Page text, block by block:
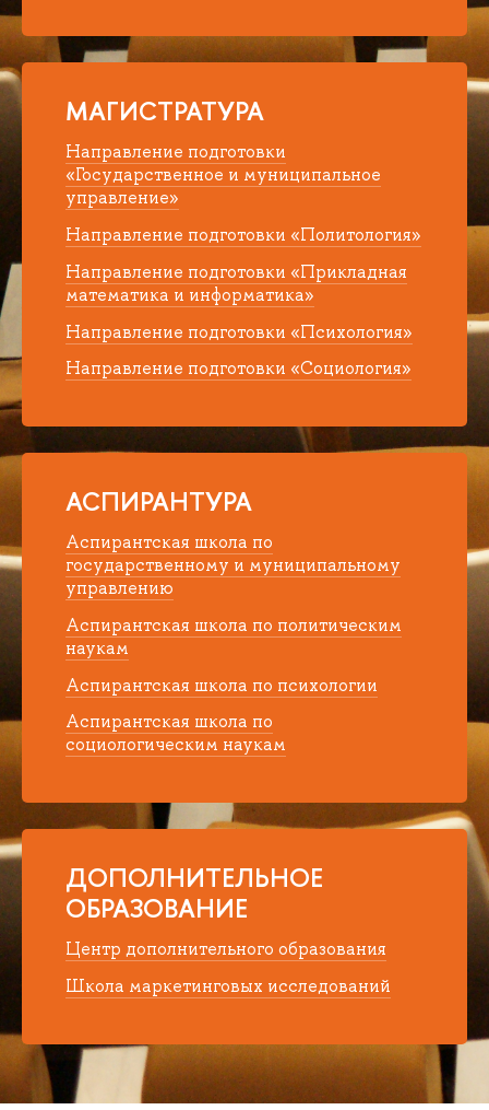
МАГИСТРАТУРА
Направление подготовки
«Государственное и муниципальное
управление»
Направление подготовки «Политология»
Направление подготовки «Прикладная
математика и информатика»
Направление подготовки «Психология»
Направление подготовки «Социология»
АСПИРАНТУРА
Аспирантская школа по
государственному и муниципальному
управлению
Аспирантская школа по политическим
наукам
Аспирантская школа по психологии
Аспирантская школа по
социологическим наукам
ДОПОЛНИТЕЛЬНОЕ
ОБРАЗОВАНИЕ
Центр дополнительного образования
Школа маркетинговых исследований